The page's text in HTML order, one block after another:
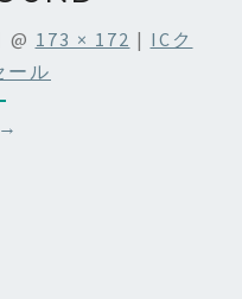
@ 173 × 172 | ICク
ール